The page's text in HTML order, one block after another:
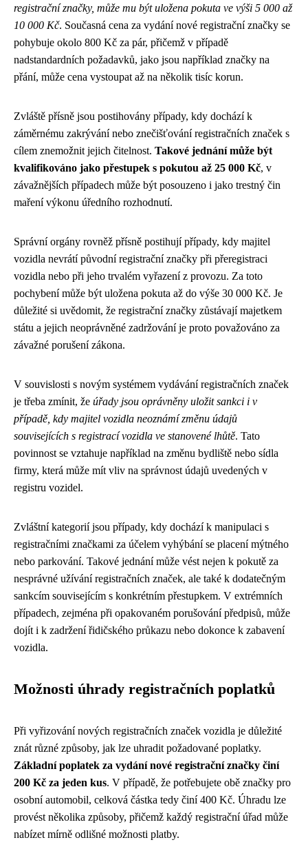
registrační značky, může mu být uložena pokuta ve výši 5 000 až
10 000 Kč. Současná cena za vydání nové registrační značky se
pohybuje okolo 800 Kč za pár, přičemž v případě
nadstandardních požadavků, jako jsou například značky na
přání, může cena vystoupat až na několik tisíc korun.
Zvláště přísně jsou postihovány případy, kdy dochází k
záměrnému zakrývání nebo znečišťování registračních značek s
cílem znemožnit jejich čitelnost. Takové jednání může být
kvalifikováno jako přestupek s pokutou až 25 000 Kč, v
závažnějších případech může být posouzeno i jako trestný čin
maření výkonu úředního rozhodnutí.
Správní orgány rovněž přísně postihují případy, kdy majitel
vozidla nevrátí původní registrační značky při přeregistraci
vozidla nebo při jeho trvalém vyřazení z provozu. Za toto
pochybení může být uložena pokuta až do výše 30 000 Kč. Je
důležité si uvědomit, že registrační značky zůstávají majetkem
státu a jejich neoprávněné zadržování je proto považováno za
závažné porušení zákona.
V souvislosti s novým systémem vydávání registračních značek
je třeba zmínit, že úřady jsou oprávněny uložit sankci i v
případě, kdy majitel vozidla neoznámí změnu údajů
souvisejících s registrací vozidla ve stanovené lhůtě. Tato
povinnost se vztahuje například na změnu bydliště nebo sídla
firmy, která může mít vliv na správnost údajů uvedených v
registru vozidel.
Zvláštní kategorií jsou případy, kdy dochází k manipulaci s
registračními značkami za účelem vyhýbání se placení mýtného
nebo parkování. Takové jednání může vést nejen k pokutě za
nesprávné užívání registračních značek, ale také k dodatečným
sankcím souvisejícím s konkrétním přestupkem. V extrémních
případech, zejména při opakovaném porušování předpisů, může
dojít i k zadržení řidičského průkazu nebo dokonce k zabavení
vozidla.
Možnosti úhrady registračních poplatků
Při vyřizování nových registračních značek vozidla je důležité
znát různé způsoby, jak lze uhradit požadované poplatky.
Základní poplatek za vydání nové registrační značky činí
200 Kč za jeden kus. V případě, že potřebujete obě značky pro
osobní automobil, celková částka tedy činí 400 Kč. Úhradu lze
provést několika způsoby, přičemž každý registrační úřad může
nabízet mírně odlišné možnosti platby.